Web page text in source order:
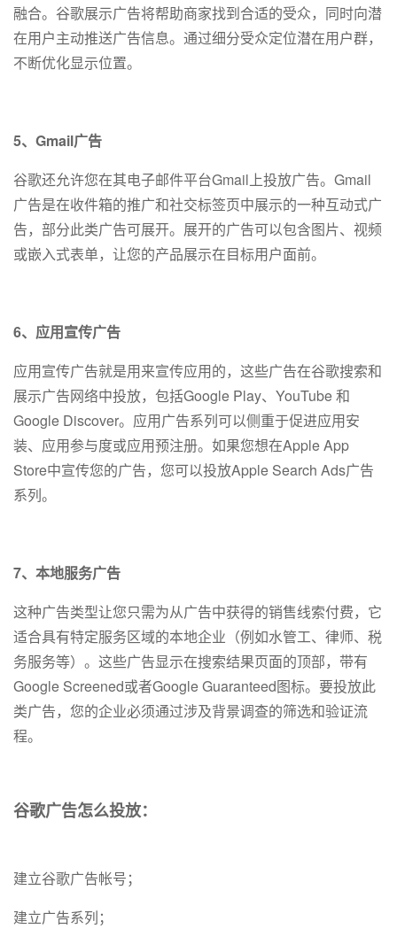
融合。谷歌展示广告将帮助商家找到合适的受众，同时向潜
在用户主动推送广告信息。通过细分受众定位潜在用户群，
不断优化显示位置。
5、Gmail广告
谷歌还允许您在其电子邮件平台Gmail上投放广告。Gmail
广告是在收件箱的推广和社交标签页中展示的一种互动式广
告，部分此类广告可展开。展开的广告可以包含图片、视频
或嵌入式表单，让您的产品展示在目标用户面前。
6、应用宣传广告
应用宣传广告就是用来宣传应用的，这些广告在谷歌搜索和
展示广告网络中投放，包括Google Play、YouTube 和
Google Discover。应用广告系列可以侧重于促进应用安
装、应用参与度或应用预注册。如果您想在Apple App
Store中宣传您的广告，您可以投放Apple Search Ads广告
系列。
7、本地服务广告
这种广告类型让您只需为从广告中获得的销售线索付费，它
适合具有特定服务区域的本地企业（例如水管工、律师、税
务服务等）。这些广告显示在搜索结果页面的顶部，带有
Google Screened或者Google Guaranteed图标。要投放此
类广告，您的企业必须通过涉及背景调查的筛选和验证流
程。
谷歌广告怎么投放：
建立谷歌广告帐号；
建立广告系列；